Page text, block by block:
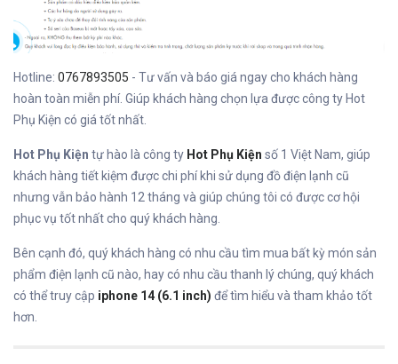
Hotline: 0767893505 - Tư vấn và báo giá ngay cho khách hàng
hoàn toàn miễn phí. Giúp khách hàng chọn lựa được công ty Hot
Phụ Kiện có giá tốt nhất.
Hot Phụ Kiện tự hào là công ty Hot Phụ Kiện số 1 Việt Nam, giúp
khách hàng tiết kiệm được chi phí khi sử dụng đồ điện lạnh cũ
nhưng vẫn bảo hành 12 tháng và giúp chúng tôi có được cơ hội
phục vụ tốt nhất cho quý khách hàng.
Bên cạnh đó, quý khách hàng có nhu cầu tìm mua bất kỳ món sản
phẩm điện lạnh cũ nào, hay có nhu cầu thanh lý chúng, quý khách
có thể truy cập iphone 14 (6.1 inch) để tìm hiểu và tham khảo tốt
hơn.